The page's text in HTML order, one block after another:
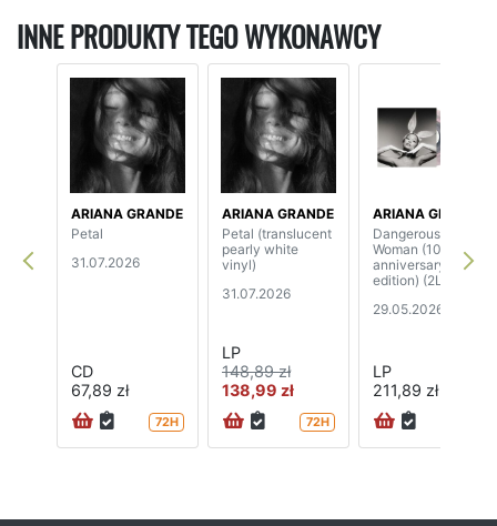
INNE PRODUKTY TEGO WYKONAWCY
ARIANA GRANDE
Petal
31.07.2026
CD
67,89 zł
72H
ARIANA GRANDE
Petal (translucent
pearly white
vinyl)
31.07.2026
LP
148,89 zł
138,99 zł
72H
ARIANA GRANDE
Dangerous
Woman (10th
anniversary
edition) (2LP)
29.05.2026
LP
211,89 zł